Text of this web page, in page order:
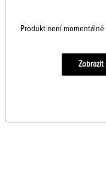
Produkt není